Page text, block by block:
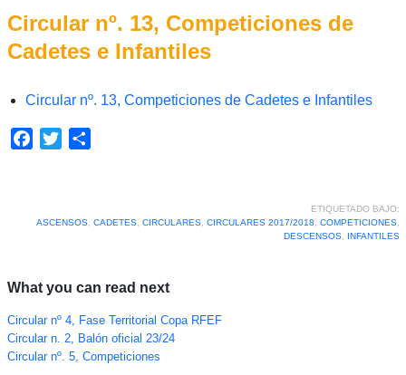
Circular nº. 13, Competiciones de
Cadetes e Infantiles
Circular nº. 13, Competiciones de Cadetes e Infantiles
Facebook
Twitter
ETIQUETADO BAJO:
ASCENSOS, CADETES, CIRCULARES, CIRCULARES 2017/2018 COMPETICIONES,
DESCENSOS, INFANTILES
What you can read next
Circular nº 4, Fase Territorial Copa RFEF
Circular n. 2, Balón oficial 23/24
Circular nº. 5, Competiciones